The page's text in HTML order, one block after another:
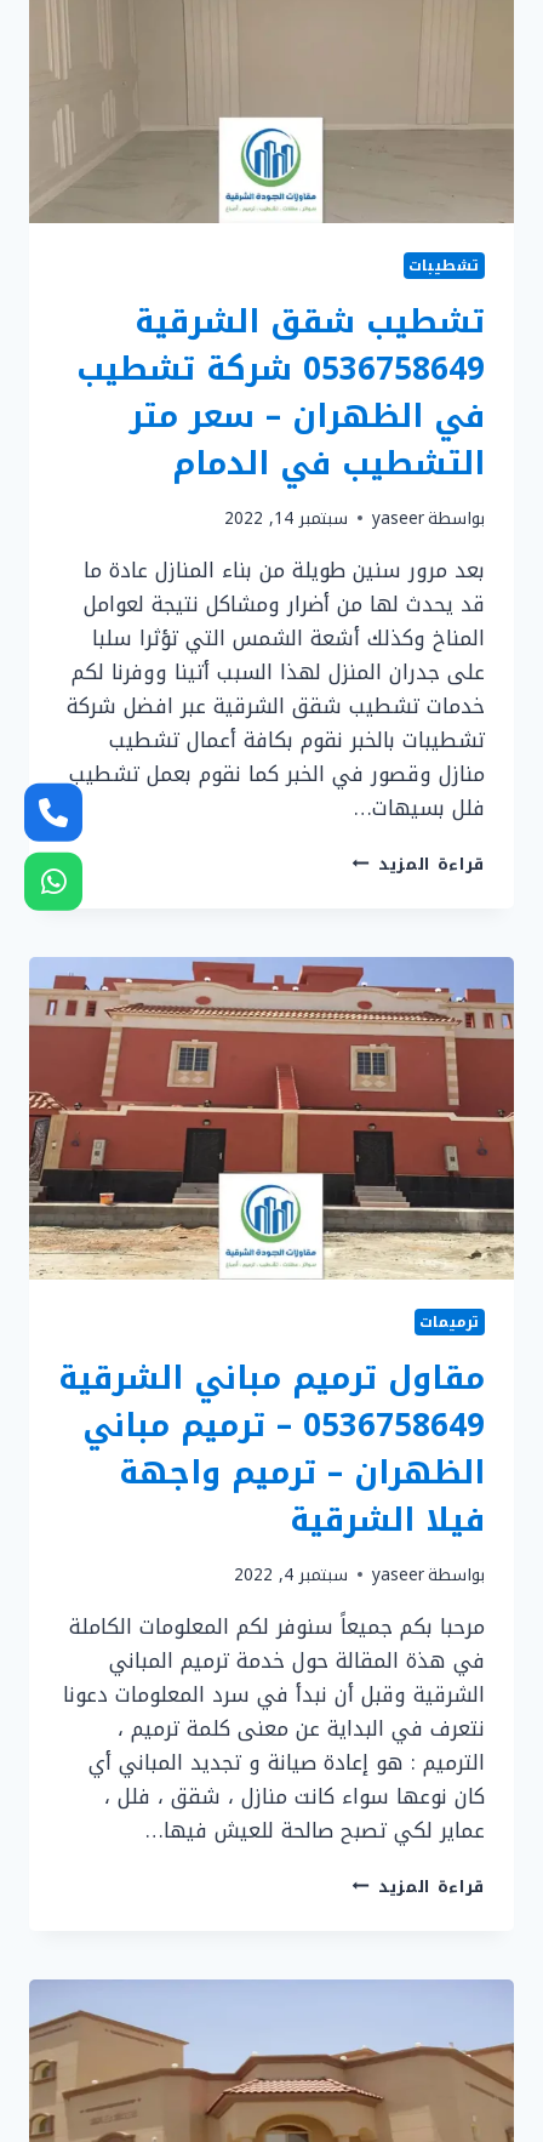
الشرقية
تشطيبات
تشطيب شقق الشرقية
0536758649 شركة تشطيب
في الظهران – سعر متر
التشطيب في الدمام
بواسطةyaseer سبتمبر 14, 2022
بعد مرور سنين طويلة من بناء المنازل عادة ما
قد يحدث لها من أضرار ومشاكل نتيجة لعوامل
المناخ وكذلك أشعة الشمس التي تؤثرا سلبا
على جدران المنزل لهذا السبب أتينا ووفرنا لكم
خدمات تشطيب شقق الشرقية عبر افضل شركة
تشطيبات بالخبر نقوم بكافة أعمال تشطيب
منازل وقصور في الخبر كما نقوم بعمل تشطيب
فلل بسيهات…
قراءة المزيد تشطيب
شركة
تشطيب
في
الظهران
–
سعر
متر
التشطيب
في
الدمام
ترميمات
مقاول ترميم مباني الشرقية
0536758649 – ترميم مباني
الظهران – ترميم واجهة
فيلا الشرقية
بواسطةyaseer سبتمبر 4, 2022
مرحبا بكم جميعاً سنوفر لكم المعلومات الكاملة
في هذة المقالة حول خدمة ترميم المباني
الشرقية وقبل أن نبدأ في سرد المعلومات دعونا
نتعرف في البداية عن معنى كلمة ترميم ،
الترميم : هو إعادة صيانة و تجديد المباني أي
كان نوعها سواء كانت منازل ، شقق ، فلل ،
عماير لكي تصبح صالحة للعيش فيها…
قراءة المزيد مقاول
ترميم
مباني
الظهران
–